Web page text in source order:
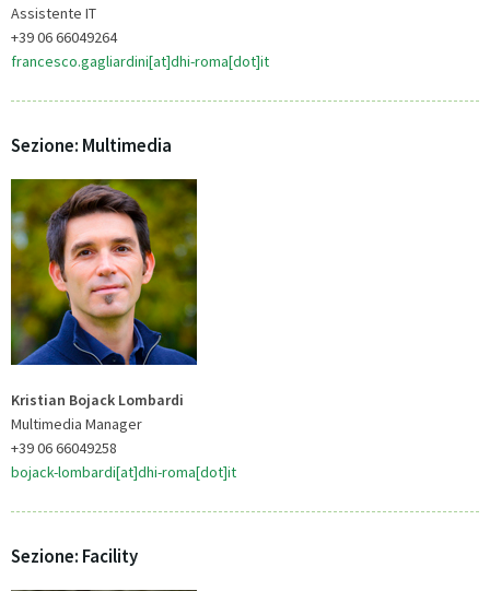
Assistente IT
+39 06 66049264
francesco.gagliardini[at]dhi-roma[dot]it
Sezione: Multimedia
Kristian Bojack Lombardi
Multimedia Manager
+39 06 66049258
bojack-lombardi[at]dhi-roma[dot]it
Sezione: Facility